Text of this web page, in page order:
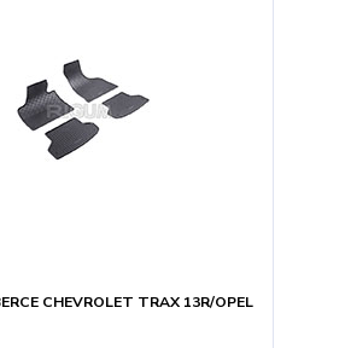
CHEVROLET TRAX 13R/OPEL